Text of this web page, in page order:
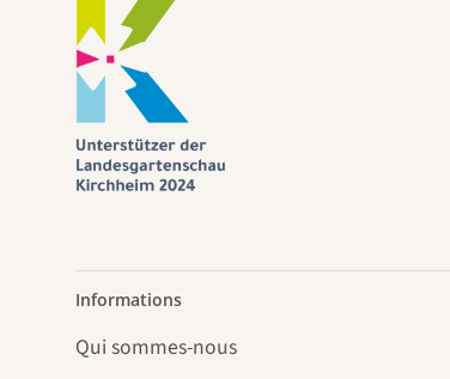
Informations
Qui sommes-nous